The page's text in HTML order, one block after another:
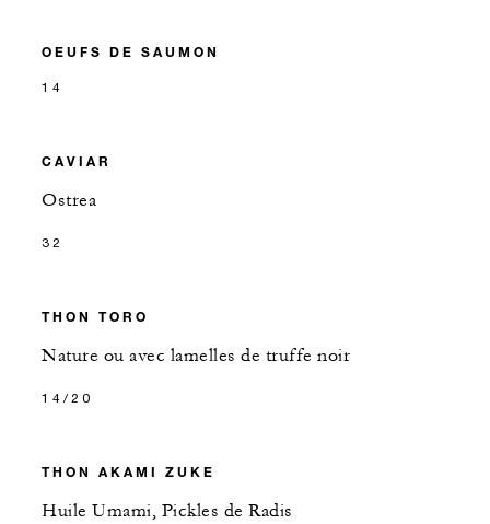
OEUFS DE SAUMON
14
CAVIAR
Ostrea
32
THON TORO
Nature ou avec lamelles de truffe noir
14/20
THON AKAMI ZUKE
Huile Umami, Pickles de Radis